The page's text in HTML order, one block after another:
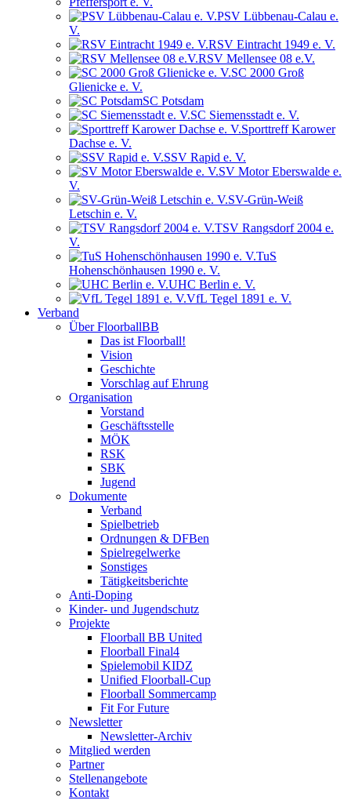
PSV Lübbenau-Calau e.
V.
RSV Eintracht 1949 e. V.
RSV Mellensee 08 e.V.
SC 2000 Groß
Glienicke e. V.
SC Potsdam
SC Siemensstadt e. V.
Sporttreff Karower
Dachse e. V.
SSV Rapid e. V.
SV Motor Eberswalde e.
V.
SV-Grün-Weiß
Letschin e. V.
TSV Rangsdorf 2004 e.
V.
TuS
Hohenschönhausen 1990 e. V.
UHC Berlin e. V.
VfL Tegel 1891 e. V.
Verband
Über FloorballBB
Das ist Floorball!
Vision
Geschichte
Vorschlag auf Ehrung
Organisation
Vorstand
Geschäftsstelle
MÖK
RSK
SBK
Jugend
Dokumente
Verband
Spielbetrieb
Ordnungen & DFBen
Spielregelwerke
Sonstiges
Tätigkeitsberichte
Anti-Doping
Kinder- und Jugendschutz
Projekte
Floorball BB United
Floorball Final4
Spielemobil KIDZ
Unified Floorball-Cup
Floorball Sommercamp
Fit For Future
Newsletter
Newsletter-Archiv
Mitglied werden
Partner
Stellenangebote
Kontakt